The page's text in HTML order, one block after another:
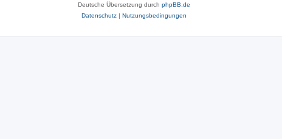
Deutsche Übersetzung durch phpBB.de
Datenschutz| Nutzungsbedingungen